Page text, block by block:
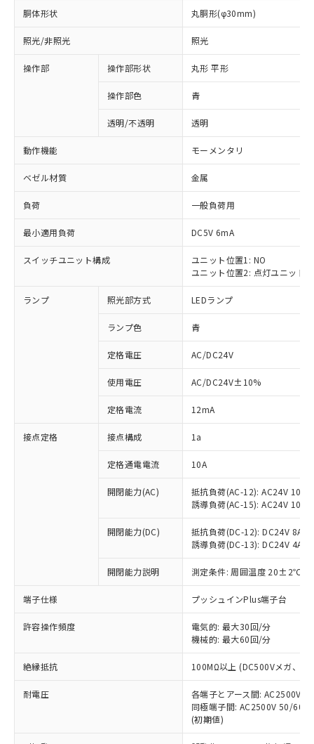
胴体形状 丸胴形(φ30mm)
照光/非照光 照光
操作部 操作部形状 丸形 平形
操作部色 青
透明/不透明 透明
動作機能 モーメンタリ
ベゼル材質 金属
負荷 一般負荷用
最小適用負荷 DC5V 6mA
スイッチユニット構成
ユニット位置1: NO
ユニット位置2: 点灯ユニット
ランプ 照光部方式 LEDランプ
ランプ色 青
定格電圧 AC/DC24V
使用電圧 AC/DC24V±10%
定格電流 12mA
接点定格 接点構成 1a
定格通電電流 10A
開閉能力(AC)
抵抗負荷(AC-12): AC24V 10A/
誘導負荷(AC-15): AC24V
開閉能力(DC)
抵抗負荷(DC-12): DC24V 8A/
誘導負荷(DC-13): DC24V 4A/
開閉能力説明 測定条件: 周囲温度 20±2℃、
端子仕様 プッシュインPlus端子台
許容操作頻度
電気的: 最大30回/分
機械的: 最大60回/分
絶縁抵抗 100MΩ以上 (DC500Vメガ、点
耐電圧
各端子とアース間: AC2500V
同極端子間: AC2500V 50/
(初期値)
ご利用条件
以下の条件をお読みいただき、同意のうえ
ご利用ください。
本サービスは、当社制御機器事業取扱
商品の当社在庫状況および標準価格
(税抜)を提供させていただくもので
当社制御機器事業取扱商品の中には、
本サービスの対象外となる商品もある
ことをご了承ください。
在庫状況および標準価格照会結果は、
記載している更新日時点での社内デー
タに基づき作成されるものであり、閲
覧された時点での実際の在庫および標
準価格とは異なる場合があることをご
※1 対応状況
対応済み：EU RoHS指令（10物質）の
非含有に対応した製品が提供可能な商品で
対応予定：EU RoHS指令（10物質）の非含
有に対応した製品に切り替える予定のある
対応予定なし：EU RoHS指令（10物質）の
非含有に非対応の商品で、対応品を出す予
定はありません。
調査・確認中：EU RoHS指令（10物質）の
非含有の対応状況を調査中または確認中の
非該当品：ライセンス料など無形物で、有
害物質有無と関係のない商品です。
仕入先様の事情により、非含有部品として
いたものが、含有品と判明した場合などや
むを得ず変更することがあります。
鉛(Pb) 1000ppm以下、 水銀(Hg) 1000ppm以下、 カド
六価クロム(Cr(Ⅵ)) 1000ppm以下、ポリ臭化ビフェニル
類(PBB) 1000ppm以下、ポリ臭化ジフェニルエーテル類
(PBDE) 1000ppm以下、フタル酸ビス(2-エチルヘキシ
※1 中国RoHS○×表
「○」：最大均質材料含有率が中国RoHSの
基準値以下であることを示します。
「×」：最大均質材料含有率が中国RoHSの
基準値を超えていることを示します。
「－」：未確認です。当社販売部門へお問
い合わせください。
*中国RoHS10物質の基準値 (GB/T26572)：
Pb(鉛) :1000ppm、 Hg(水銀) : 1000ppm、 Cd(カドミウ
Cr(Ⅵ)(六価クロム) : 1000ppm、 PBBs(ポリ臭化ビフェ
当社は、これら貴社製品のうち、外国
為替および外国貿易法に定める商品
（以下｢規制貨物等」という）を輸出
国政府の輸出許可(または役務取引許
可)を取得するなどの必要な手続きを